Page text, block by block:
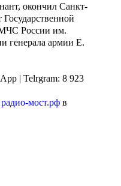
окончил Санкт-
России им.
генерала армии Е.
| Telrgram: 8 923
радио-мост.рф в